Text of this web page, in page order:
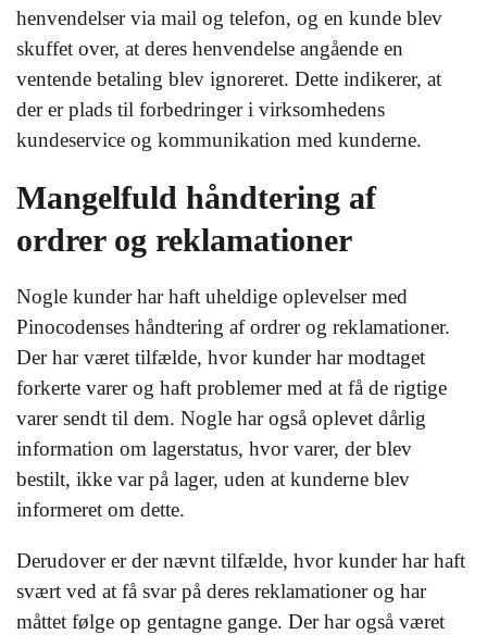
henvendelser via mail og telefon, og en kunde blev
skuffet over, at deres henvendelse angående en
ventende betaling blev ignoreret. Dette indikerer, at
der er plads til forbedringer i virksomhedens
kundeservice og kommunikation med kunderne.
Mangelfuld håndtering af
ordrer og reklamationer
Nogle kunder har haft uheldige oplevelser med
Pinocodenses håndtering af ordrer og reklamationer.
Der har været tilfælde, hvor kunder har modtaget
forkerte varer og haft problemer med at få de rigtige
varer sendt til dem. Nogle har også oplevet dårlig
information om lagerstatus, hvor varer, der blev
bestilt, ikke var på lager, uden at kunderne blev
informeret om dette.
Derudover er der nævnt tilfælde, hvor kunder har haft
svært ved at få svar på deres reklamationer og har
måttet følge op gentagne gange. Der har også været